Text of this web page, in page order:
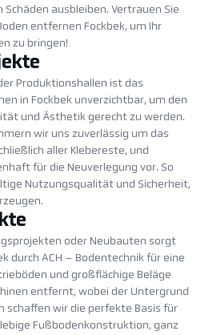
Schäden ausbleiben. Vertrauen Sie
entfernen Fockbek, um Ihr
zu bringen!
Produktionshallen ist das
in Fockbek unverzichtbar, um den
und Ästhetik gerecht zu werden.
wir uns zuverlässig um das
aller Klebereste, und
für die Neuverlegung vor. So
Nutzungsqualität und Sicherheit,
oder Neubauten sorgt
durch ACH – Bodentechnik für eine
und großflächige Beläge
entfernt, wobei der Untergrund
schaffen wir die perfekte Basis für
Fußbodenkonstruktion, ganz